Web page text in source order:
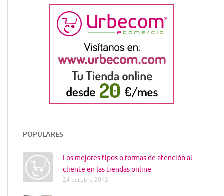
POPULARES
Los mejores tipos o formas de atención al
cliente en las tiendas online
24 octubre 2013